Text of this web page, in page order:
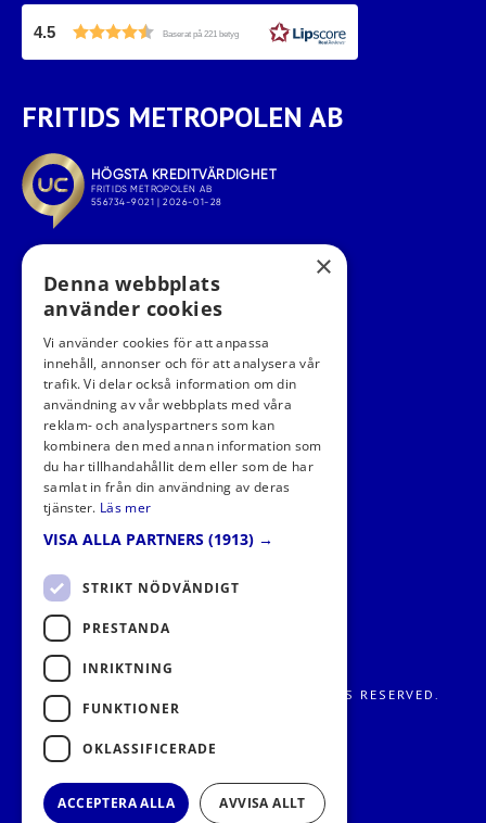
4.5 Baserat på 221 betyg
FRITIDS METROPOLEN AB
FÖLJ OSS I SOCIALA MEDIER
FRITIDS METROPOLEN AB 2026. ALL RIGHTS RESERVED.
×
Denna webbplats
använder cookies
Vi använder cookies för att anpassa
innehåll, annonser och för att analysera vår
trafik. Vi delar också information om din
användning av vår webbplats med våra
reklam- och analyspartners som kan
kombinera den med annan information som
du har tillhandahållit dem eller som de har
samlat in från din användning av deras
tjänster. Läs mer
VISA ALLA PARTNERS (1913) →
STRIKT NÖDVÄNDIGT
PRESTANDA
INRIKTNING
FUNKTIONER
OKLASSIFICERADE
ACCEPTERA ALLA AVVISA ALLT